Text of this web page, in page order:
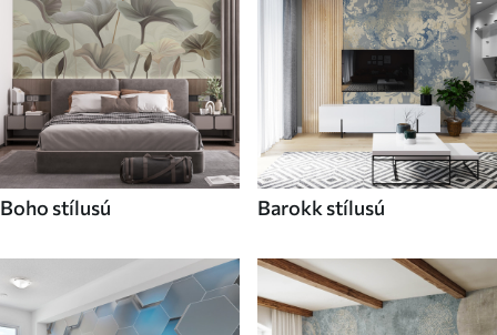
Boho stílusú Barokk stílusú